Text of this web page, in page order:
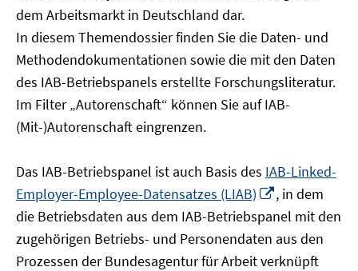
dem Arbeitsmarkt in Deutschland dar.
In diesem Themendossier finden Sie die Daten- und
Methodendokumentationen sowie die mit den Daten
des IAB-Betriebspanels erstellte Forschungsliteratur.
Im Filter „Autorenschaft“ können Sie auf IAB-
(Mit-)Autorenschaft eingrenzen.
Das IAB-Betriebspanel ist auch Basis des IAB-Linked-
Employer-Employee-Datensatzes (LIAB)
In
neuem
Fenster
öffnen
, in dem
die Betriebsdaten aus dem IAB-Betriebspanel mit den
zugehörigen Betriebs- und Personendaten aus den
Prozessen der Bundesagentur für Arbeit verknüpft